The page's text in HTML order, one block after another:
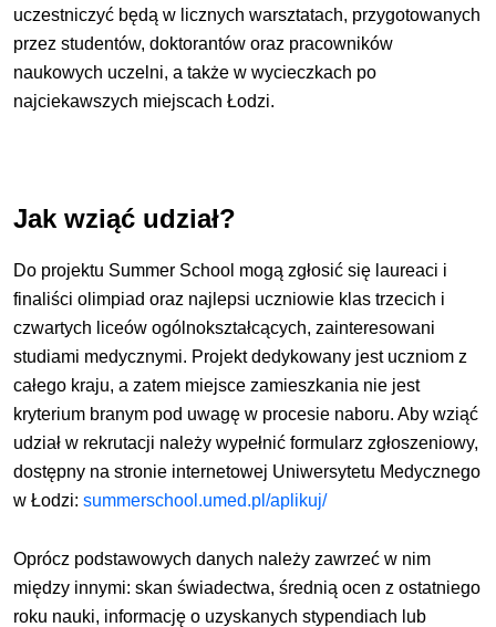
uczestniczyć będą w licznych warsztatach, przygotowanych
przez studentów, doktorantów oraz pracowników
naukowych uczelni, a także w wycieczkach po
najciekawszych miejscach Łodzi.
Jak wziąć udział?
Do projektu Summer School mogą zgłosić się laureaci i
finaliści olimpiad oraz najlepsi uczniowie klas trzecich i
czwartych liceów ogólnokształcących, zainteresowani
studiami medycznymi. Projekt dedykowany jest uczniom z
całego kraju, a zatem miejsce zamieszkania nie jest
kryterium branym pod uwagę w procesie naboru. Aby wziąć
udział w rekrutacji należy wypełnić formularz zgłoszeniowy,
dostępny na stronie internetowej Uniwersytetu Medycznego
w Łodzi:summerschool.umed.pl/aplikuj/
Oprócz podstawowych danych należy zawrzeć w nim
między innymi: skan świadectwa, średnią ocen z ostatniego
roku nauki, informację o uzyskanych stypendiach lub